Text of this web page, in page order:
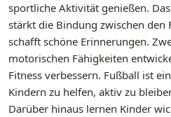
sportliche Aktivität genießen.
stärkt die Bindung zwischen
schafft schöne Erinnerungen.
motorischen Fähigkeiten
Fitness verbessern. Fußball ist
Kindern zu helfen, aktiv zu
Darüber hinaus lernen Kinder